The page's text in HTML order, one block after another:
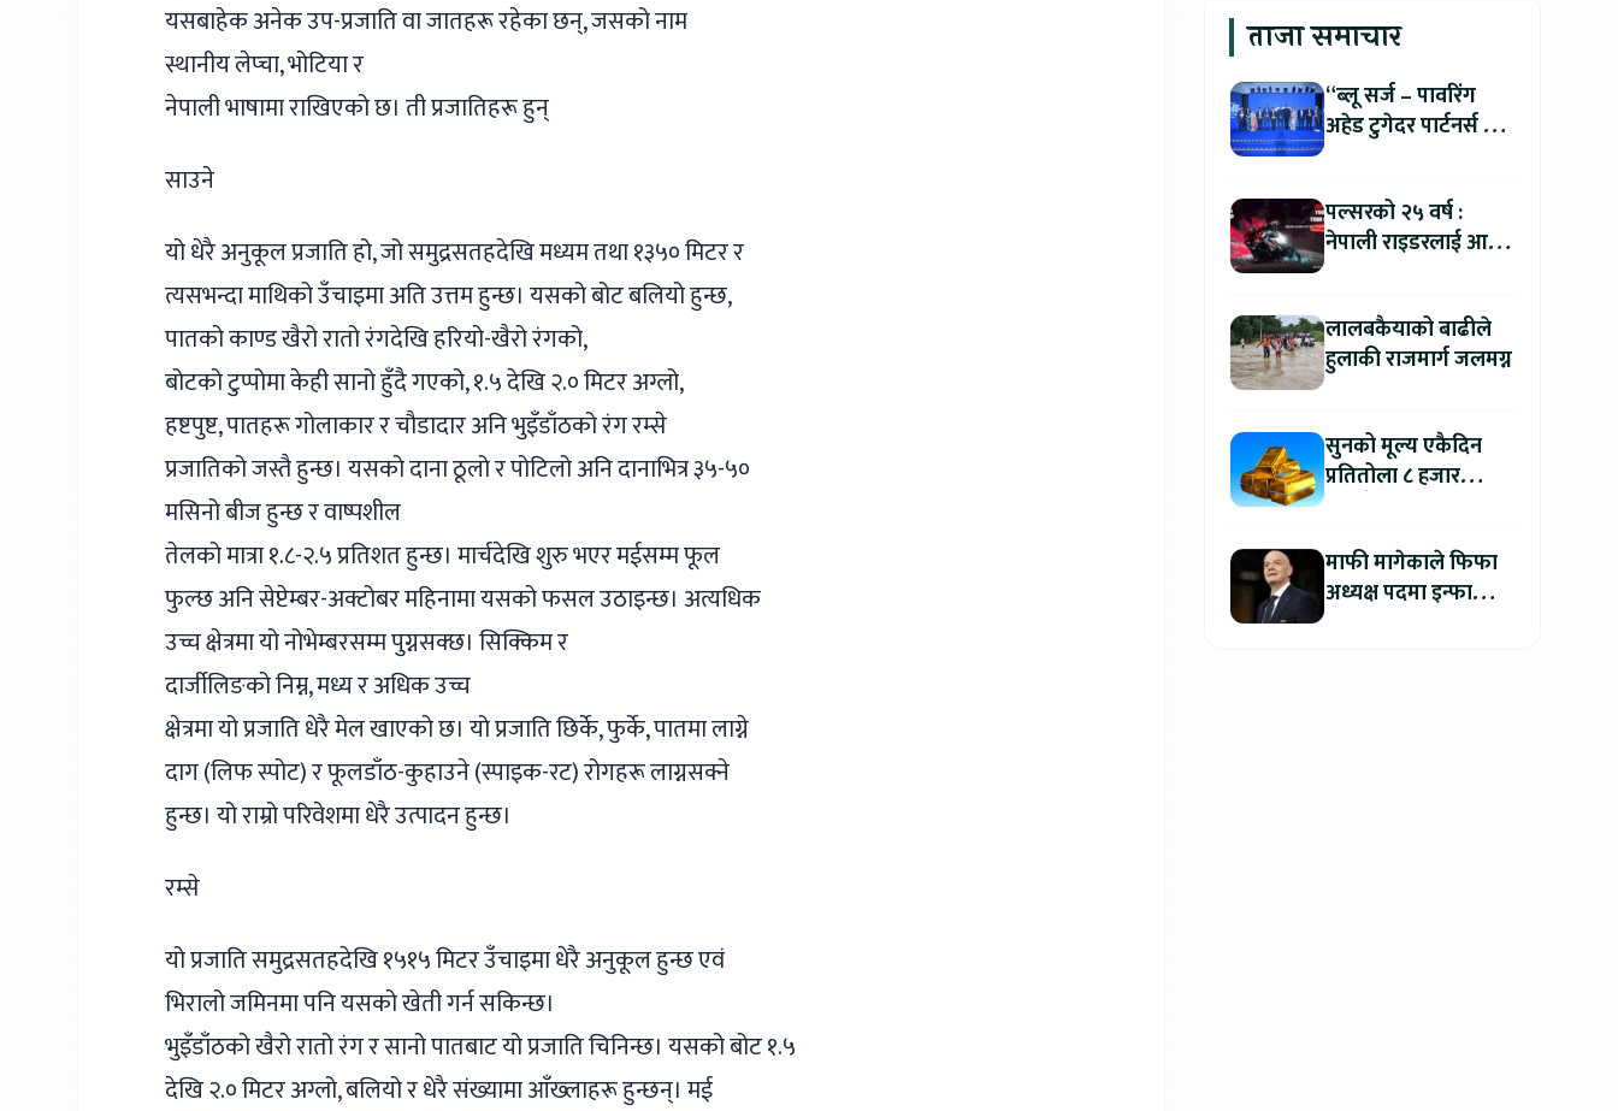
यसबाहेक अनेक उप-प्रजाति वा जातहरू रहेका छन्, जसको नाम
स्थानीय लेप्चा, भोटिया र
नेपाली भाषामा राखिएको छ। ती प्रजातिहरू हुन्
साउने
यो धेरै अनुकूल प्रजाति हो, जो समुद्रसतहदेखि मध्यम तथा १३५० मिटर र
त्यसभन्दा माथिको उँचाइमा अति उत्तम हुन्छ। यसको बोट बलियो हुन्छ,
पातको काण्ड खैरो रातो रंगदेखि हरियो-खैरो रंगको,
बोटको टुप्पोमा केही सानो हुँदै गएको, १.५ देखि २.० मिटर अग्लो,
हष्टपुष्ट, पातहरू गोलाकार र चौडादार अनि भुइँडाँठको रंग रम्से
प्रजातिको जस्तै हुन्छ। यसको दाना ठूलो र पोटिलो अनि दानाभित्र ३५-५०
मसिनो बीज हुन्छ र वाष्पशील
तेलको मात्रा १.८-२.५ प्रतिशत हुन्छ। मार्चदेखि शुरु भएर मईसम्म फूल
फुल्छ अनि सेप्टेम्बर-अक्टोबर महिनामा यसको फसल उठाइन्छ। अत्यधिक
उच्च क्षेत्रमा यो नोभेम्बरसम्म पुग्नसक्छ। सिक्किम र
दार्जीलिङको निम्न, मध्य र अधिक उच्च
क्षेत्रमा यो प्रजाति धेरै मेल खाएको छ। यो प्रजाति छिर्के, फुर्के, पातमा लाग्ने
दाग (लिफ स्पोट) र फूलडाँठ-कुहाउने (स्पाइक-रट) रोगहरू लाग्नसक्ने
हुन्छ। यो राम्रो परिवेशमा धेरै उत्पादन हुन्छ।
रम्से
यो प्रजाति समुद्रसतहदेखि १५१५ मिटर उँचाइमा धेरै अनुकूल हुन्छ एवं
भिरालो जमिनमा पनि यसको खेती गर्न सकिन्छ।
भुइँडाँठको खैरो रातो रंग र सानो पातबाट यो प्रजाति चिनिन्छ। यसको बोट १.५
देखि २.० मिटर अग्लो, बलियो र धेरै संख्यामा आँख्लाहरू हुन्छन्। मई
ताजा समाचार
“ब्लू सर्ज – पावरिंग
अहेड टुगेदर पार्टनर्स मीट
यामाहाको घोषणा
पल्सरको २५ वर्ष :
नेपाली राइडरलाई आफ्नै
सुनौलो अवसर
लालबकैयाको बाढीले
हुलाकी राजमार्ग जलमग्न
सुनको मूल्य एकैदिन
प्रतितोला ८ हजार
माफी मागेकाले फिफा
अध्यक्ष पदमा इन्फान्टिनो